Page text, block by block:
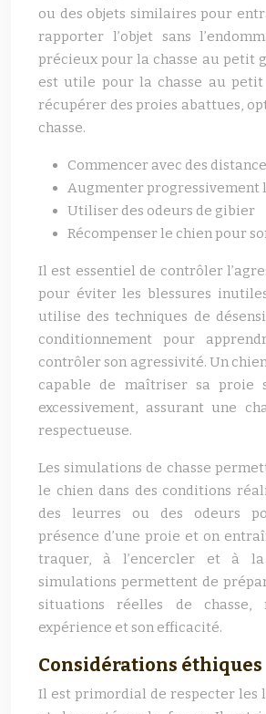
ou des objets similaires pour
rapporter l’objet sans
précieux pour la chasse au petit
est utile pour la chasse au
récupérer des proies abattues,
chasse.
Commencer avec des
Augmenter progressivement
Utiliser des odeurs de gibier
Récompenser le chien pour
Il est essentiel de contrôler
pour éviter les blessures
utilise des techniques de
conditionnement pour
contrôler son agressivité. Un
capable de maîtriser sa proie
excessivement, assurant une
respectueuse.
Les simulations de chasse
le chien dans des conditions
des leurres ou des odeurs
présence d’une proie et on
traquer, à l’encercler et à la
simulations permettent de
situations réelles de chasse,
expérience et son efficacité.
Considérations éthiques
Il est primordial de respecter les